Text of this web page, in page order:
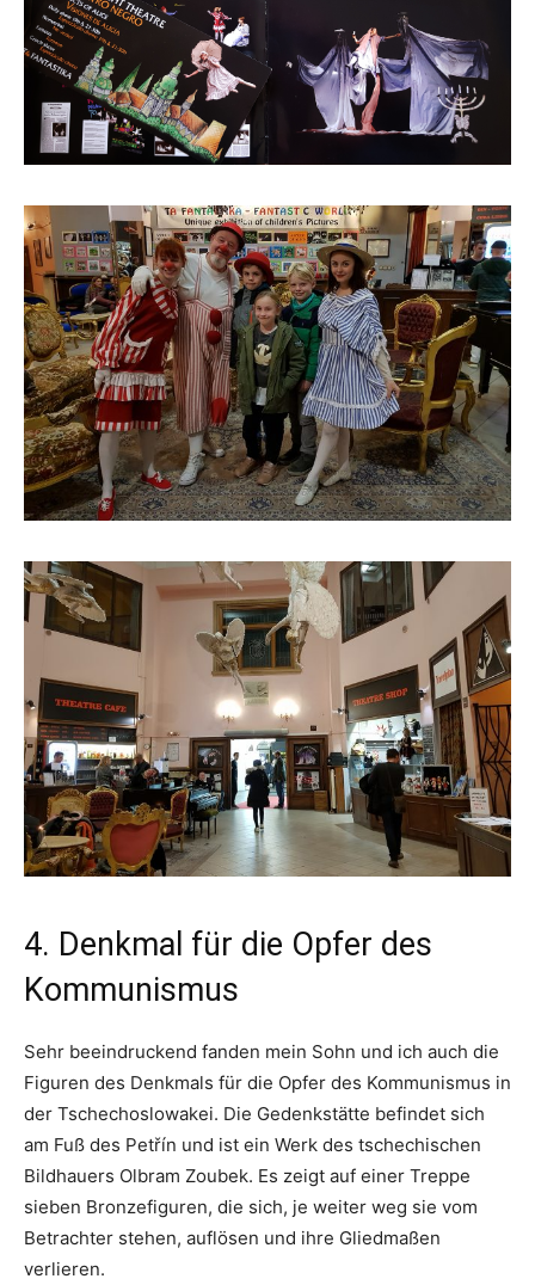
4. Denkmal für die Opfer des
Kommunismus
Sehr beeindruckend fanden mein Sohn und ich auch die
Figuren des Denkmals für die Opfer des Kommunismus in
der Tschechoslowakei. Die Gedenkstätte befindet sich
am Fuß des Petřín und ist ein Werk des tschechischen
Bildhauers Olbram Zoubek. Es zeigt auf einer Treppe
sieben Bronzefiguren, die sich, je weiter weg sie vom
Betrachter stehen, auflösen und ihre Gliedmaßen
verlieren.